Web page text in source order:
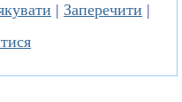
| Заперечити |